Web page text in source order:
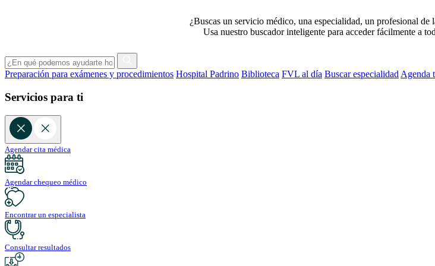
¿Buscas un servicio médico, una especialidad, un profesional
Usa nuestro buscador inteligente para acceder fácilmente a
Preparación para exámenes y procedimientos Hospital Padrino Biblioteca FVL al día Buscar especialidad Agenda
Servicios para ti
Agendar cita médica
Agendar chequeo médico
Encontrar un especialista
Consultar resultados